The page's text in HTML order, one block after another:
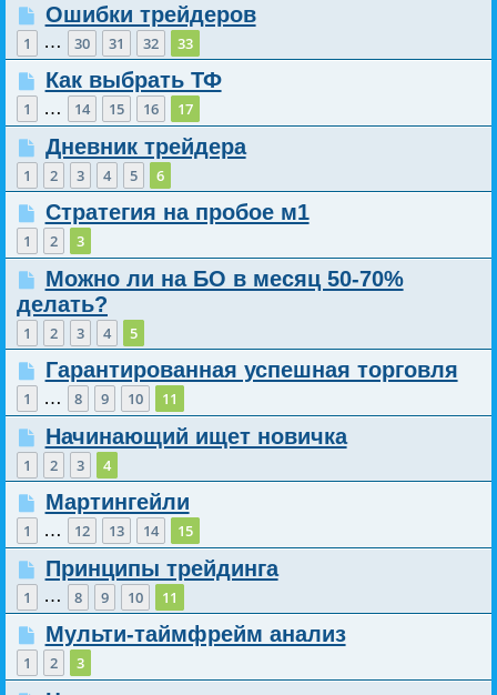
Ошибки трейдеров
1 … 30 31 32 33
Как выбрать ТФ
1 … 14 15 16 17
Дневник трейдера
1 2 3 4 5 6
Стратегия на пробое м1
1 2 3
Можно ли на БО в месяц 50-70%
делать?
1 2 3 4 5
Гарантированная успешная торговля
1 … 8 9 10 11
Начинающий ищет новичка
1 2 3 4
Мартингейли
1 … 12 13 14 15
Принципы трейдинга
1 … 8 9 10 11
Мульти-таймфрейм анализ
1 2 3